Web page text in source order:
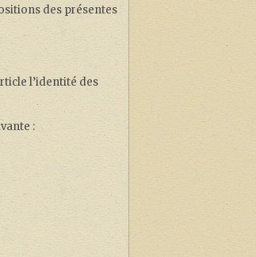
des présentes
l’identité des
: